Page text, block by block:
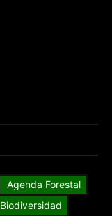
Agenda Forestal
Biodiversidad